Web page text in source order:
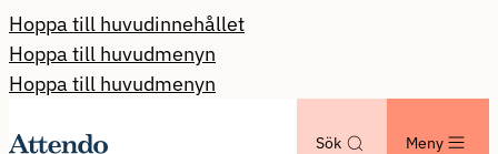
Hoppa till huvudinnehållet
Hoppa till huvudmenyn
Hoppa till huvudmenyn
Sök Meny